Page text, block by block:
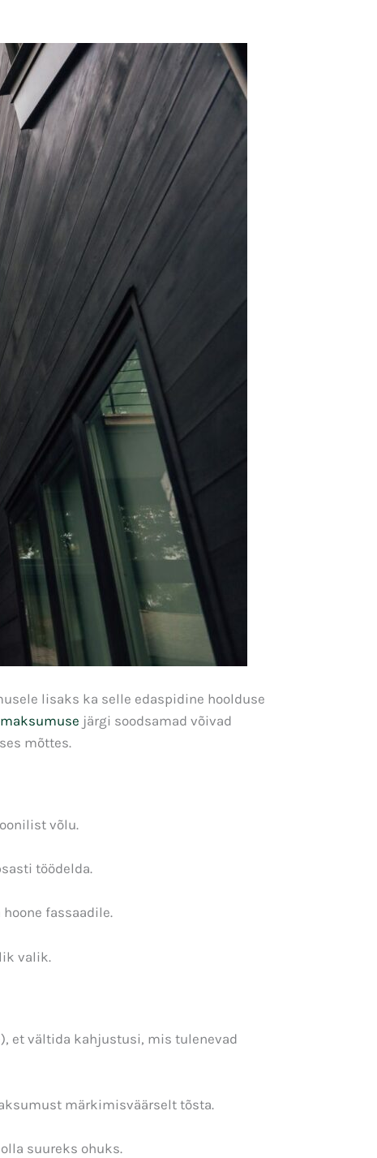
lisaks ka selle edaspidine hoolduse
järgi soodsamad võivad
mõttes.
võlu.
töödelda.
fassaadile.
valik.
et vältida kahjustusi, mis tulenevad
märkimisväärselt tõsta.
suureks ohuks.